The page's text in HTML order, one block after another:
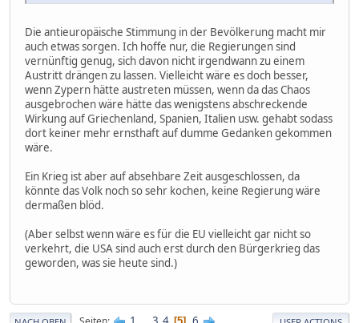
Die antieuropäische Stimmung in der Bevölkerung macht mir
auch etwas sorgen. Ich hoffe nur, die Regierungen sind
vernünftig genug, sich davon nicht irgendwann zu einem
Austritt drängen zu lassen. Vielleicht wäre es doch besser,
wenn Zypern hätte austreten müssen, wenn da das Chaos
ausgebrochen wäre hätte das wenigstens abschreckende
Wirkung auf Griechenland, Spanien, Italien usw. gehabt sodass
dort keiner mehr ernsthaft auf dumme Gedanken gekommen
wäre.
Ein Krieg ist aber auf absehbare Zeit ausgeschlossen, da
könnte das Volk noch so sehr kochen, keine Regierung wäre
dermaßen blöd.
(Aber selbst wenn wäre es für die EU vielleicht gar nicht so
verkehrt, die USA sind auch erst durch den Bürgerkrieg das
geworden, was sie heute sind.)